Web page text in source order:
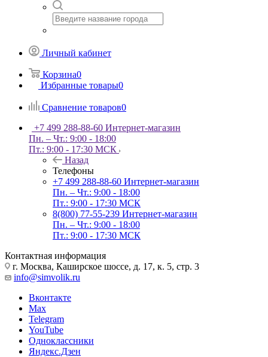
Личный кабинет
Корзина0
Избранные товары0
Сравнение товаров0
+7 499 288-88-60 Интернет-магазин
Пн. – Чт.: 9:00 - 18:00
Пт.: 9:00 - 17:30 МСК
Назад
Телефоны
+7 499 288-88-60 Интернет-магазин
Пн. – Чт.: 9:00 - 18:00
Пт.: 9:00 - 17:30 МСК
8(800) 77-55-239 Интернет-магазин
Пн. – Чт.: 9:00 - 18:00
Пт.: 9:00 - 17:30 МСК
Контактная информация
г. Москва, Каширское шоссе, д. 17, к. 5, стр. 3
info@simvolik.ru
Вконтакте
Max
Telegram
YouTube
Одноклассники
Яндекс.Дзен